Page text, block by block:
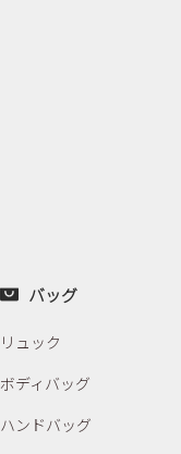
バッグ
リュック
ボディバッグ
ハンドバッグ